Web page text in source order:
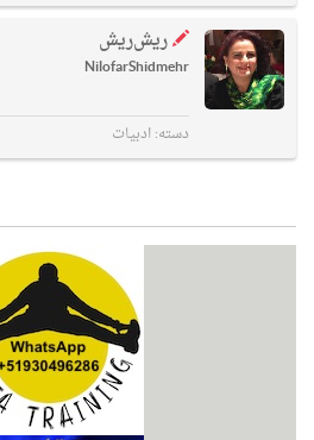
ریش‌ریش
NilofarShidmehr
دسته:ادبیات